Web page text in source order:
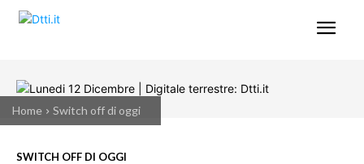
Home Switch off di oggi
SWITCH OFF DI OGGI